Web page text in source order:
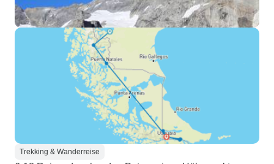
Trekking & Wanderreise